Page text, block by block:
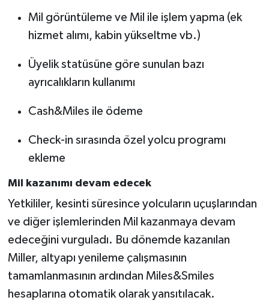
Mil görüntüleme ve Mil ile işlem yapma (ek
hizmet alımı, kabin yükseltme vb.)
Üyelik statüsüne göre sunulan bazı
ayrıcalıkların kullanımı
Cash&Miles ile ödeme
Check-in sırasında özel yolcu programı
ekleme
Mil kazanımı devam edecek
Yetkililer, kesinti süresince yolcuların uçuşlarından
ve diğer işlemlerinden Mil kazanmaya devam
edeceğini vurguladı. Bu dönemde kazanılan
Miller, altyapı yenileme çalışmasının
tamamlanmasının ardından Miles&Smiles
hesaplarına otomatik olarak yansıtılacak.